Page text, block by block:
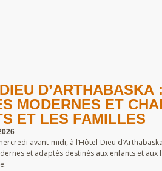
D’ARTHABASKA
MODERNES ET
ET LES FAMILLES
avant-midi, à l’Hôtel-Dieu
et adaptés destinés aux enfants et